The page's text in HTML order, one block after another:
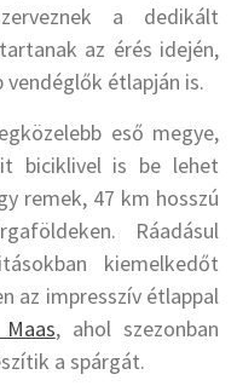
a dedikált
az érés idején,
vendéglők étlapján is.
eső megye,
biciklivel is be lehet
remek, 47 km hosszú
Ráadásul
kiemelkedőt
az impresszív étlappal
, ahol szezonban
a spárgát.